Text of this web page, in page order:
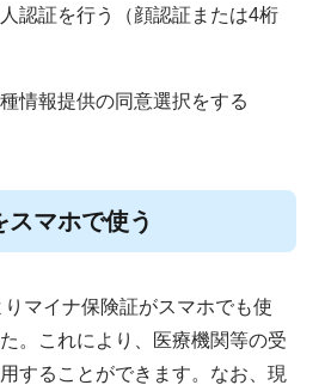
行う（顔認証または4桁
供の同意選択をする
マホで使う
マイナ保険証がスマホでも使
。これにより、医療機関等の受
することができます。なお、現